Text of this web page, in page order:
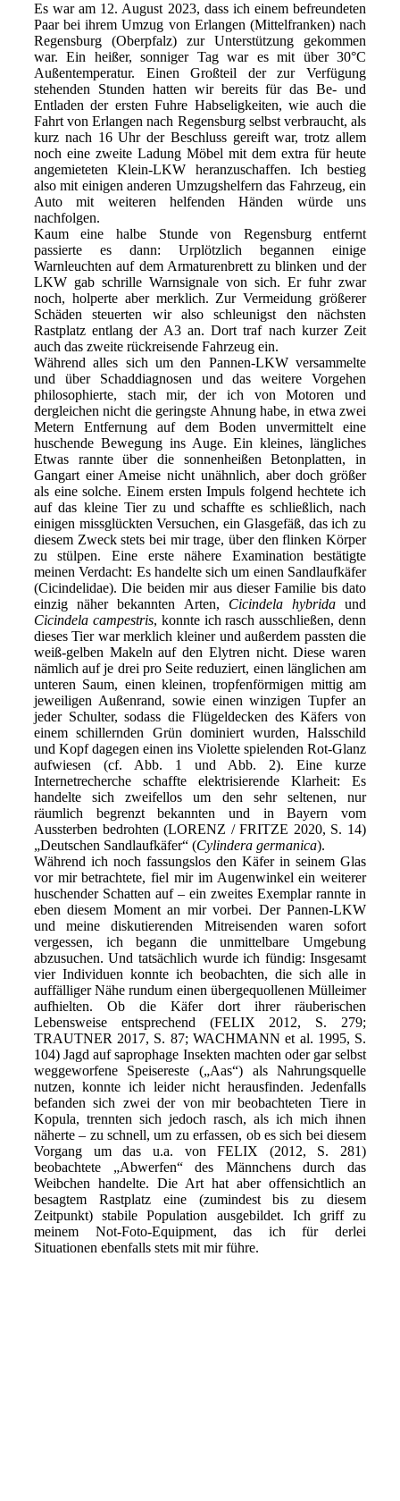
Es war am 12. August 2023, dass ich einem befreundeten
Paar bei ihrem Umzug von Erlangen (Mittelfranken) nach
Regensburg (Oberpfalz) zur Unterstützung gekommen
war. Ein heißer, sonniger Tag war es mit über 30°C
Außentemperatur. Einen Großteil der zur Verfügung
stehenden Stunden hatten wir bereits für das Be- und
Entladen der ersten Fuhre Habseligkeiten, wie auch die
Fahrt von Erlangen nach Regensburg selbst verbraucht, als
kurz nach 16 Uhr der Beschluss gereift war, trotz allem
noch eine zweite Ladung Möbel mit dem extra für heute
angemieteten Klein-LKW heranzuschaffen. Ich bestieg
also mit einigen anderen Umzugshelfern das Fahrzeug, ein
Auto mit weiteren helfenden Händen würde uns
nachfolgen.
Kaum eine halbe Stunde von Regensburg entfernt
passierte es dann: Urplötzlich begannen einige
Warnleuchten auf dem Armaturenbrett zu blinken und der
LKW gab schrille Warnsignale von sich. Er fuhr zwar
noch, holperte aber merklich. Zur Vermeidung größerer
Schäden steuerten wir also schleunigst den nächsten
Rastplatz entlang der A3 an. Dort traf nach kurzer Zeit
auch das zweite rückreisende Fahrzeug ein.
Während alles sich um den Pannen-LKW versammelte
und über Schaddiagnosen und das weitere Vorgehen
philosophierte, stach mir, der ich von Motoren und
dergleichen nicht die geringste Ahnung habe, in etwa zwei
Metern Entfernung auf dem Boden unvermittelt eine
huschende Bewegung ins Auge. Ein kleines, längliches
Etwas rannte über die sonnenheißen Betonplatten, in
Gangart einer Ameise nicht unähnlich, aber doch größer
als eine solche. Einem ersten Impuls folgend hechtete ich
auf das kleine Tier zu und schaffte es schließlich, nach
einigen missglückten Versuchen, ein Glasgefäß, das ich zu
diesem Zweck stets bei mir trage, über den flinken Körper
zu stülpen. Eine erste nähere Examination bestätigte
meinen Verdacht: Es handelte sich um einen Sandlaufkäfer
(Cicindelidae). Die beiden mir aus dieser Familie bis dato
einzig näher bekannten Arten, Cicindela hybridaund
Cicindela campestris, konnte ich rasch ausschließen, denn
dieses Tier war merklich kleiner und außerdem passten die
weiß-gelben Makeln auf den Elytren nicht. Diese waren
nämlich auf je drei pro Seite reduziert, einen länglichen am
unteren Saum, einen kleinen, tropfenförmigen mittig am
jeweiligen Außenrand, sowie einen winzigen Tupfer an
jeder Schulter, sodass die Flügeldecken des Käfers von
einem schillernden Grün dominiert wurden, Halsschild
und Kopf dagegen einen ins Violette spielenden Rot-Glanz
aufwiesen (cf. Abb. 1 und Abb. 2). Eine kurze
Internetrecherche schaffte elektrisierende Klarheit: Es
handelte sich zweifellos um den sehr seltenen, nur
räumlich begrenzt bekannten und in Bayern vom
Aussterben bedrohten (LORENZ / FRITZE 2020, S. 14)
„Deutschen Sandlaufkäfer“ (Cylindera germanica).
Während ich noch fassungslos den Käfer in seinem Glas
vor mir betrachtete, fiel mir im Augenwinkel ein weiterer
huschender Schatten auf – ein zweites Exemplar rannte in
eben diesem Moment an mir vorbei. Der Pannen-LKW
und meine diskutierenden Mitreisenden waren sofort
vergessen, ich begann die unmittelbare Umgebung
abzusuchen. Und tatsächlich wurde ich fündig: Insgesamt
vier Individuen konnte ich beobachten, die sich alle in
auffälliger Nähe rundum einen übergequollenen Mülleimer
aufhielten. Ob die Käfer dort ihrer räuberischen
Lebensweise entsprechend (FELIX 2012, S. 279;
TRAUTNER 2017, S. 87; WACHMANN et al. 1995, S.
104) Jagd auf saprophage Insekten machten oder gar selbst
weggeworfene Speisereste („Aas“) als Nahrungsquelle
nutzen, konnte ich leider nicht herausfinden. Jedenfalls
befanden sich zwei der von mir beobachteten Tiere in
Kopula, trennten sich jedoch rasch, als ich mich ihnen
näherte – zu schnell, um zu erfassen, ob es sich bei diesem
Vorgang um das u.a. von FELIX (2012, S. 281)
beobachtete „Abwerfen“ des Männchens durch das
Weibchen handelte. Die Art hat aber offensichtlich an
besagtem Rastplatz eine (zumindest bis zu diesem
Zeitpunkt) stabile Population ausgebildet. Ich griff zu
meinem Not-Foto-Equipment, das ich für derlei
Situationen ebenfalls stets mit mir führe.